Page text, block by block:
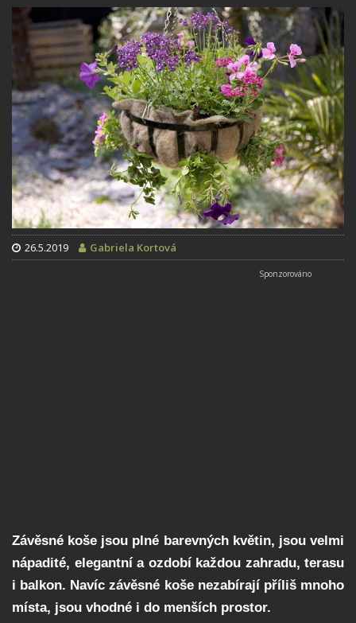
26.5.2019 Gabriela Kortová
Závěsné koše jsou plné barevných květin, jsou velmi
nápadité, elegantní a ozdobí každou zahradu, terasu
i balkon. Navíc závěsné koše nezabírají příliš mnoho
místa, jsou vhodné i do menších prostor.